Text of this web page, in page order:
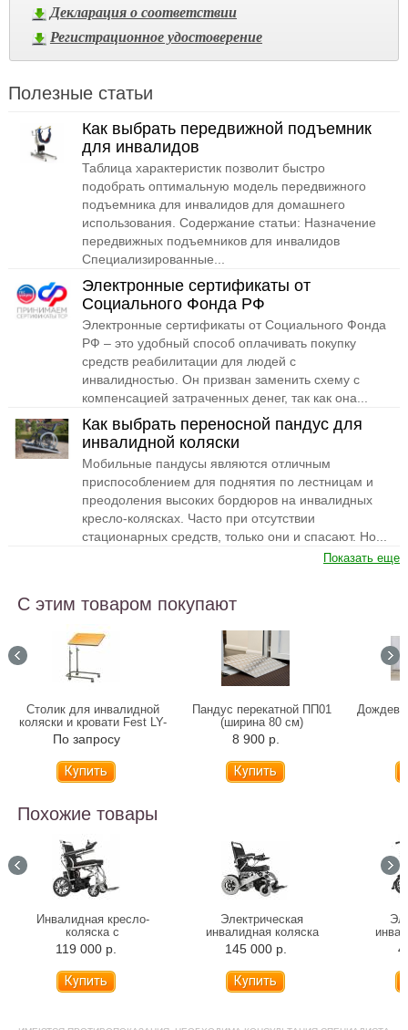
Декларация о соответствии
Регистрационное удостоверение
Полезные статьи
Как выбрать передвижной подъемник
для инвалидов
Таблица характеристик позволит быстро
подобрать оптимальную модель передвижного
подъемника для инвалидов для домашнего
использования. Содержание статьи: Назначение
передвижных подъемников для инвалидов
Специализированные...
Электронные сертификаты от
Социального Фонда РФ
Электронные сертификаты от Социального Фонда
РФ – это удобный способ оплачивать покупку
средств реабилитации для людей с
инвалидностью. Он призван заменить схему с
компенсацией затраченных денег, так как она...
Как выбрать переносной пандус для
инвалидной коляски
Мобильные пандусы являются отличным
приспособлением для поднятия по лестницам и
преодоления высоких бордюров на инвалидных
кресло-колясках. Часто при отсутствии
стационарных средств, только они и спасают. Но...
Показать еще
С этим товаром покупают
Столик для инвалидной
коляски и кровати Fest LY-
600-119
По запросу
Пандус перекатной ПП01
(ширина 80 см)
8 900 р.
Похожие товары
Инвалидная кресло-
коляска с
электроприводом Ortonica
Pulse 620 (складная)
119 000 р.
Электрическая
инвалидная коляска
Ortonica Pulse 640
(складная)
145 000 р.